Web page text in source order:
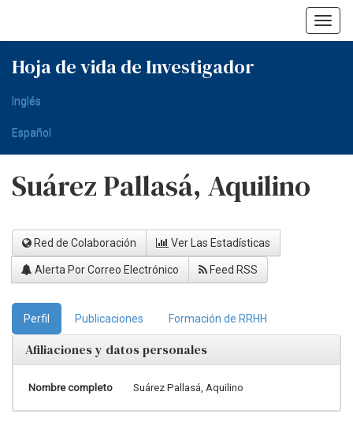
Hoja de vida de Investigador
Inglés
Español
Suárez Pallasá, Aquilino
Red de Colaboración Ver Las Estadísticas
Alerta Por Correo Electrónico Feed RSS
Perfil Publicaciones Formación de RRHH
Afiliaciones y datos personales
Nombre completo Suárez Pallasá, Aquilino